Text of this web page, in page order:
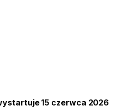
15 czerwca 2026